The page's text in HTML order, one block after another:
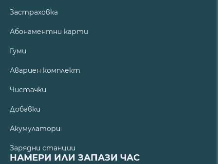
Застраховка
Абонаментни карти
Гуми
Авариен комплект
Чистачки
Добавки
Акумулатори
Зарядни станции
НАМЕРИ ИЛИ ЗАПАЗИ ЧАС